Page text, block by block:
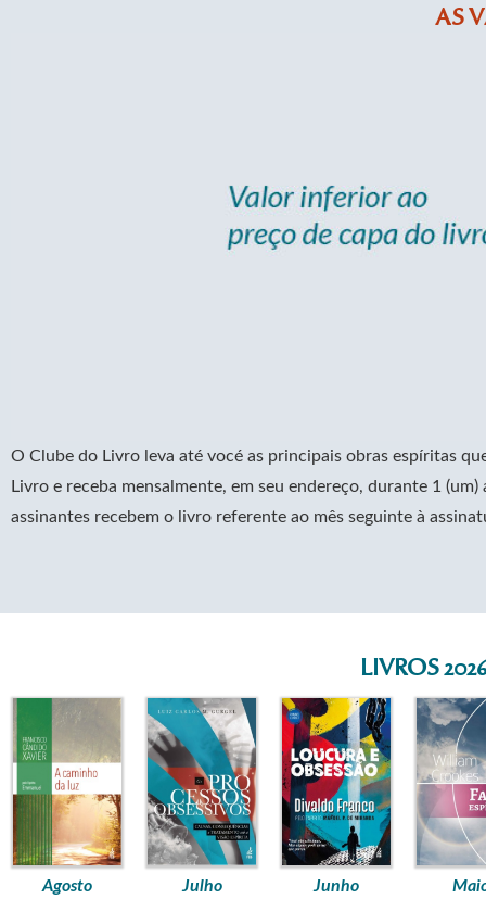
AS
O Clube do Livro leva até vocé as principais obras espíritas
Livro e receba mensalmente, em seu endereço, durante 1
assinantes recebem o livro referente ao mês seguinte à
LIVROS 2026
Agosto Julho Junho